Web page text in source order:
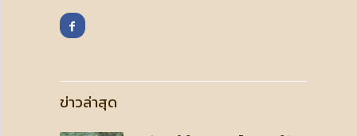
ข่าวล่าสุด